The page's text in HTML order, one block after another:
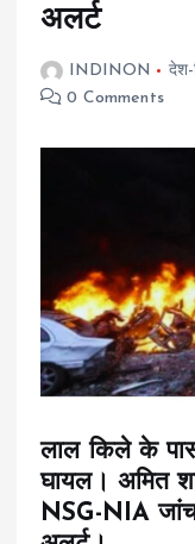
अलर्ट
INDINON देश-
0 Comments
लाल किले के
घायल। अमित
NSG-NIA